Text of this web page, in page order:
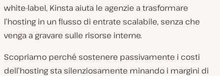
white-label, Kinsta aiuta le agenzie a trasformare
l’hosting in un flusso di entrate scalabile, senza che
venga a gravare sulle risorse interne.
Scopriamo perché sostenere passivamente i costi
dell’hosting sta silenziosamente minando i margini di